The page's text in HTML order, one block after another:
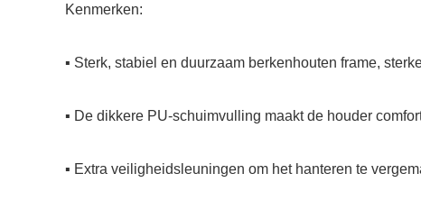
Kenmerken:
▪ Sterk, stabiel en duurzaam berkenhouten frame,
▪ De dikkere PU-schuimvulling maakt de houder
▪ Extra veiligheidsleuningen om het hanteren te